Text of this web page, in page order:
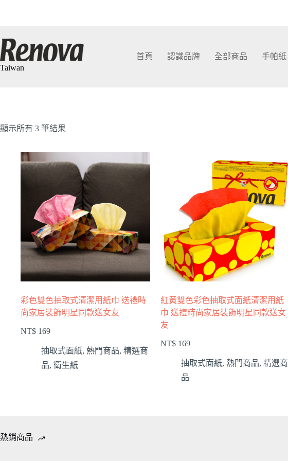
Taiwan
首頁 認識品牌 全部商品 手帕紙
顯示所有 3 筆結果
彩色雙色抽取式清潔用紙巾 送禮時
尚家居裝飾明星同款送女友
NT$ 169
抽取式面紙, 熱門商品, 精選商
品, 衛生紙
紅黃雙色彩色抽取式面紙清潔用紙
巾 送禮時尚家居裝飾明星同款送女
友
NT$ 169
抽取式面紙, 熱門商品, 精選商
品
熱銷商品